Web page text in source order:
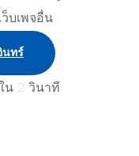
บเพจอื่น
นทร์
น 2 วินาที